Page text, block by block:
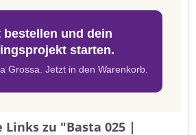
bestellen und dein
starten.
Grossa. Jetzt in den Warenkorb.
zu "Basta 025 |